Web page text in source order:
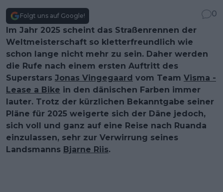
Folgt uns auf Google!
0
Im Jahr 2025 scheint das Straßenrennen der
Weltmeisterschaft so kletterfreundlich wie
schon lange nicht mehr zu sein. Daher werden
die Rufe nach einem ersten Auftritt des
Superstars Jonas Vingegaard vom Team Visma -
Lease a Bike in den dänischen Farben immer
lauter. Trotz der kürzlichen Bekanntgabe seiner
Pläne für 2025 weigerte sich der Däne jedoch,
sich voll und ganz auf eine Reise nach Ruanda
einzulassen, sehr zur Verwirrung seines
Landsmanns Bjarne Riis.